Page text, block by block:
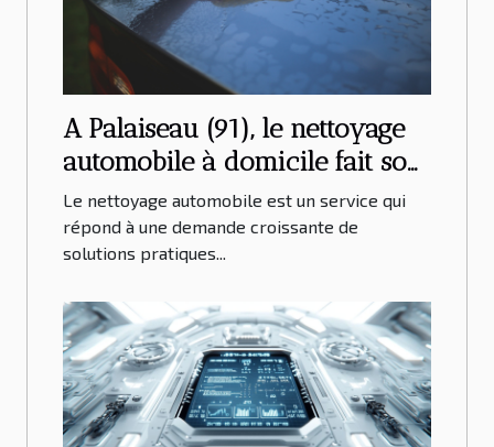
A Palaiseau (91), le nettoyage
automobile à domicile fait son
apparition !
Le nettoyage automobile est un service qui
répond à une demande croissante de
solutions pratiques...